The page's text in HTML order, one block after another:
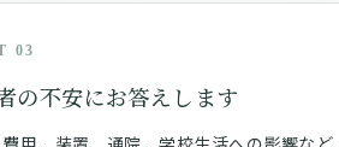
03
の不安にお答えします